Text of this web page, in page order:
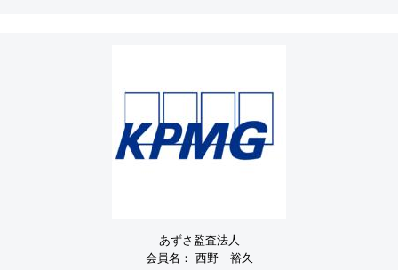
あずさ監査法人
会員名： 西野 裕久